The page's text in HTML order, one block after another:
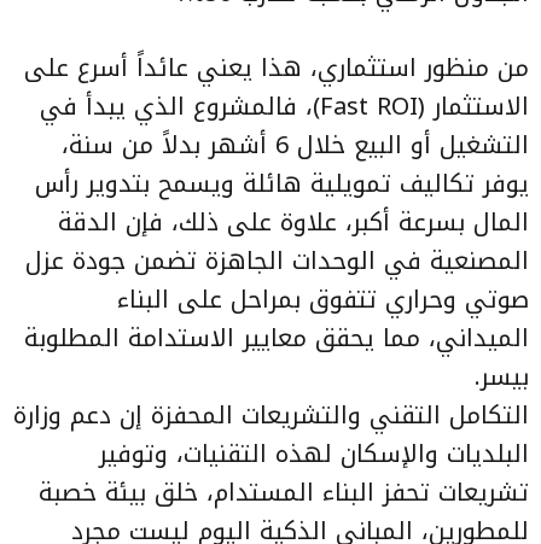
من منظور استثماري، هذا يعني عائداً أسرع على
الاستثمار (Fast ROI)، فالمشروع الذي يبدأ في
التشغيل أو البيع خلال 6 أشهر بدلاً من سنة،
يوفر تكاليف تمويلية هائلة ويسمح بتدوير رأس
المال بسرعة أكبر، علاوة على ذلك، فإن الدقة
المصنعية في الوحدات الجاهزة تضمن جودة عزل
صوتي وحراري تتفوق بمراحل على البناء
الميداني، مما يحقق معايير الاستدامة المطلوبة
بيسر.
التكامل التقني والتشريعات المحفزة إن دعم وزارة
البلديات والإسكان لهذه التقنيات، وتوفير
تشريعات تحفز البناء المستدام، خلق بيئة خصبة
للمطورين، المباني الذكية اليوم ليست مجرد